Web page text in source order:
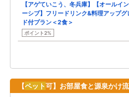
【アゲていこう、冬兵庫】【オールイ
ーシブ】フリードリンク&料理アップグ
ド付プラン＜2食＞
ポイント2%
【ペット可】お部屋食と源泉かけ